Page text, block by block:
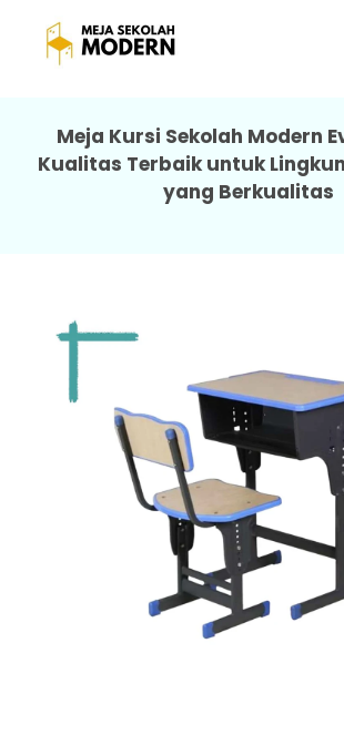
Meja Sekolah Modern Tidak
Kuat 10 Everest
Meja Kursi Sekolah Modern
Kualitas Terbaik untuk
yang Berkualitas